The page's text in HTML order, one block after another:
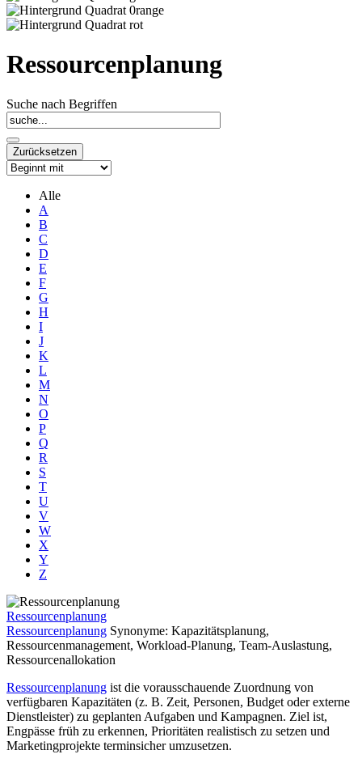
Ressourcenplanung
Suche nach Begriffen
Alle
A
B
C
D
E
F
G
H
I
J
K
L
M
N
O
P
Q
R
S
T
U
V
W
X
Y
Z
Ressourcenplanung
Ressourcenplanung Synonyme: Kapazitätsplanung,
Ressourcenmanagement, Workload-Planung, Team-Auslastung,
Ressourcenallokation
Ressourcenplanung ist die vorausschauende Zuordnung von
verfügbaren Kapazitäten (z. B. Zeit, Personen, Budget oder externe
Dienstleister) zu geplanten Aufgaben und Kampagnen. Ziel ist,
Engpässe früh zu erkennen, Prioritäten realistisch zu setzen und
Marketingprojekte terminsicher umzusetzen.